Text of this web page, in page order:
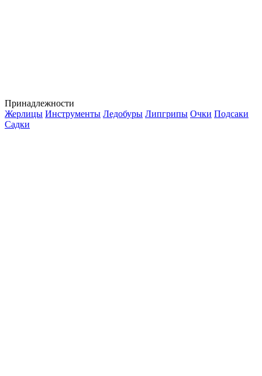
Принадлежности
Жерлицы Инструменты Ледобуры Липгрипы Очки Подсаки
Садки